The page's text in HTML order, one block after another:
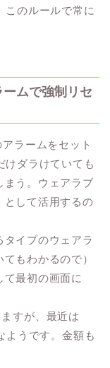
このルールで常に
ムで強制リセ
ラームをセット
けダラけていても
まう。ウェアラブ
として活用するの
イプのウェアラ
もわかるので）
て最初の画面に
すが、最近は
ようです。金額も